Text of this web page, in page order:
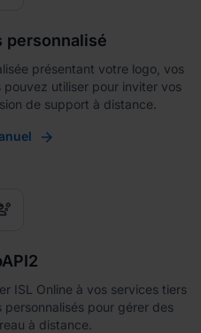
personnalisé
présentant votre logo, vos
utiliser pour inviter vos
de support à distance.
ISL Online à vos services tiers
pour gérer des
à distance.